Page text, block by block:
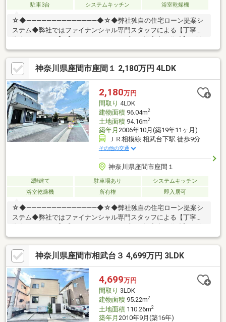
駐車3台
システムキッチン 浴室乾燥機
☆◆――――――――――――――◆☆◆弊社独自の住宅ローン提案シ
ステム◆弊社ではファイナンシャル専門スタッフによる【丁寧な
時行っております。意外に知らないお客様が多い【定年時の住宅
ローン残高】【住宅購入者だけが加入できる無料の生命保険】
【１３年間もらえる、国からの特別ボーナス】これから多くなる
【教育費】住宅を買った後から始まる【住宅ローン返済】６５歳
以上から必要になる【老後の費用負担】住宅探しの【このタイミ
ング】で不安な部分を明確にしていきませんか？？
☆◆――――――――――――――◆☆
神奈川県座間市座間１ 2,180万円 4LDK
2,180万円
間取り 4LDK
建物面積96.04m2
土地面積94.16m2
築年月 2006年10月(築19年11ヶ月)
ＪＲ相模線 相武台下駅 徒歩9分
その他の交通
神奈川県座間市座間１
2階建て 駐車場あり
システムキッチン
浴室乾燥機
所有権 即入居可
☆◆――――――――――――――◆☆◆弊社独自の住宅ローン提案シ
ステム◆弊社ではファイナンシャル専門スタッフによる【丁寧な
時行っております。意外に知らないお客様が多い【定年時の住宅
ローン残高】【住宅購入者だけが加入できる無料の生命保険】
【１３年間もらえる、国からの特別ボーナス】これから多くなる
【教育費】住宅を買った後から始まる【住宅ローン返済】６５歳
以上から必要になる【老後の費用負担】住宅探しの【このタイミ
ング】で不安な部分を明確にしていきませんか？？
☆◆――――――――――――――◆☆
神奈川県座間市相武台３ 4,699万円 3LDK
4,699万円
間取り 3LDK
建物面積95.22m2
土地面積110.26m2
築年月 2010年9月(築16年)